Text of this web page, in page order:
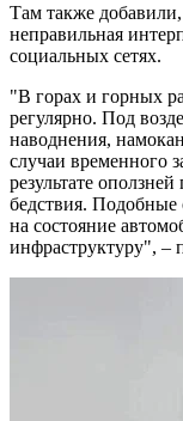
Там также
неправильная
социальных сетях.
"В горах и горных
регулярно. Под
наводнения,
случаи временного
результате
бедствия. Подобные
на состояние
инфраструктуру", –